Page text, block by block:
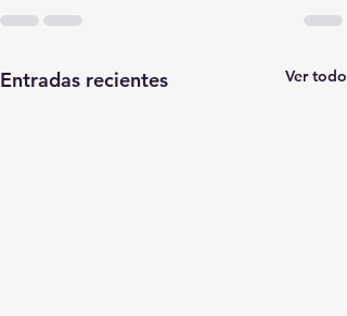
Entradas recientes Ver todo